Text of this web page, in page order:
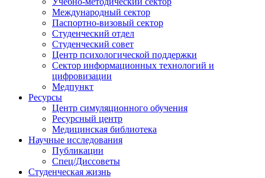
Международный сектор
Паспортно-визовый сектор
Студенческий отдел
Студенческий совет
Центр психологической поддержки
Сектор информационных технологий и
цифровизации
Медпункт
Ресурсы
Центр симуляционного обучения
Ресурсный центр
Медицинская библиотека
Научные исследования
Публикации
Спец/Диссоветы
Студенческая жизнь